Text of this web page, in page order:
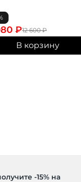
12 600₽
₽
В корзину
-15% на